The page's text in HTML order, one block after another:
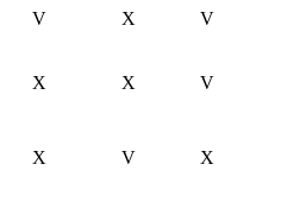
V X V
X X V
X V X